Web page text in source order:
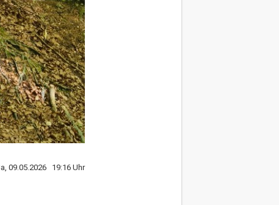
09.05.2026 19:16 Uhr